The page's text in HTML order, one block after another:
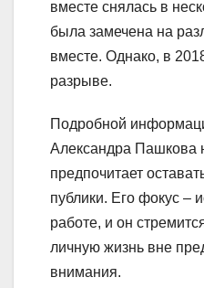
вместе снялась в
была замечена на
вместе. Однако, в
разрыве.
Подробной
Александра Пашкова
предпочитает
публики. Его фокус –
работе, и он
личную жизнь вне
внимания.